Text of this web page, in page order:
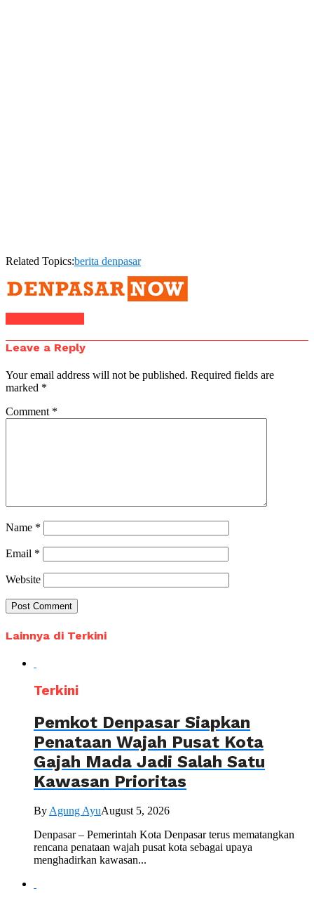
Related Topics:berita denpasar
Leave a Reply
Your email address will not be published. Required fields are
marked *
Comment *
Name *
Email *
Website
Lainnya di Terkini
Terkini
Pemkot Denpasar Siapkan
Penataan Wajah Pusat Kota
Gajah Mada Jadi Salah Satu
Kawasan Prioritas
ByAgung AyuAugust 5, 2026
Denpasar – Pemerintah Kota Denpasar terus mematangkan
rencana penataan wajah pusat kota sebagai upaya
menghadirkan kawasan...